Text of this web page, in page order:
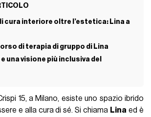
cura interiore oltre l’estetica: Lina a
di terapia di gruppo di Lina
una visione più inclusiva del
15, a Milano, esiste uno spazio ibrido
e alla cura di sé. Si chiama Lina ed è